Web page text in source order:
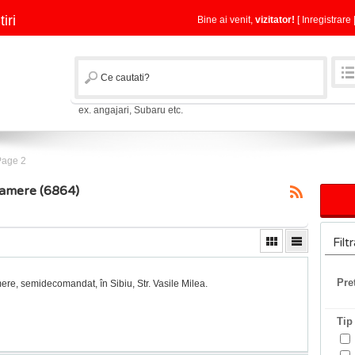
Bine ai venit, vizitator! [ Inregistrare
ex. angajari, Subaru etc.
2
(6864)
semidecomandat, în Sibiu, Str. Vasile Milea.
Tip